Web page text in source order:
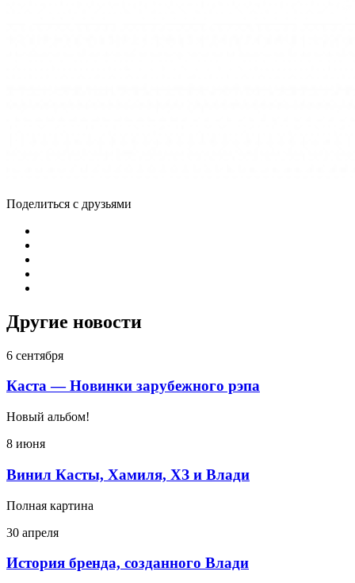
Поделиться с друзьями
Другие новости
6 сентября
Каста — Новинки зарубежного рэпа
Новый альбом!
8 июня
Винил Касты, Хамиля, ХЗ и Влади
Полная картина
30 апреля
История бренда, созданного Влади